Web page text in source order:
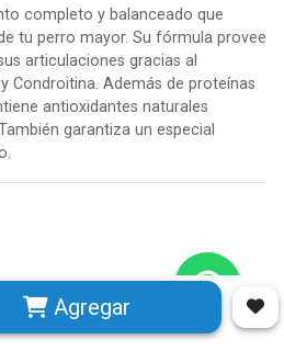
completo y balanceado que
tu perro mayor. Su fórmula provee
articulaciones gracias al
Condroitina. Además de proteínas
antioxidantes naturales
garantiza un especial
Agregar